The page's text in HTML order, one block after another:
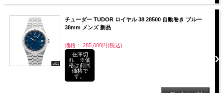
チューダー TUDOR ロイヤル 38 28500 自動巻き ブルー
38mm メンズ 新品
価格： 285,000円(税込)
在庫切
れ ※価
格は前回
価格で
す。